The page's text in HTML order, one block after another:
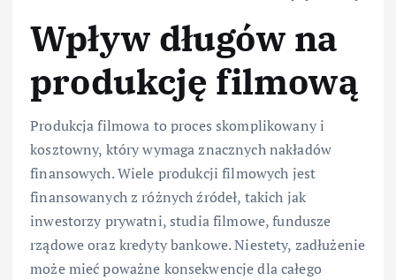
Wpływ długów na
produkcję filmową
Produkcja filmowa to proces skomplikowany i
kosztowny, który wymaga znacznych nakładów
finansowych. Wiele produkcji filmowych jest
finansowanych z różnych źródeł, takich jak
inwestorzy prywatni, studia filmowe, fundusze
rządowe oraz kredyty bankowe. Niestety, zadłużenie
może mieć poważne konsekwencje dla całego